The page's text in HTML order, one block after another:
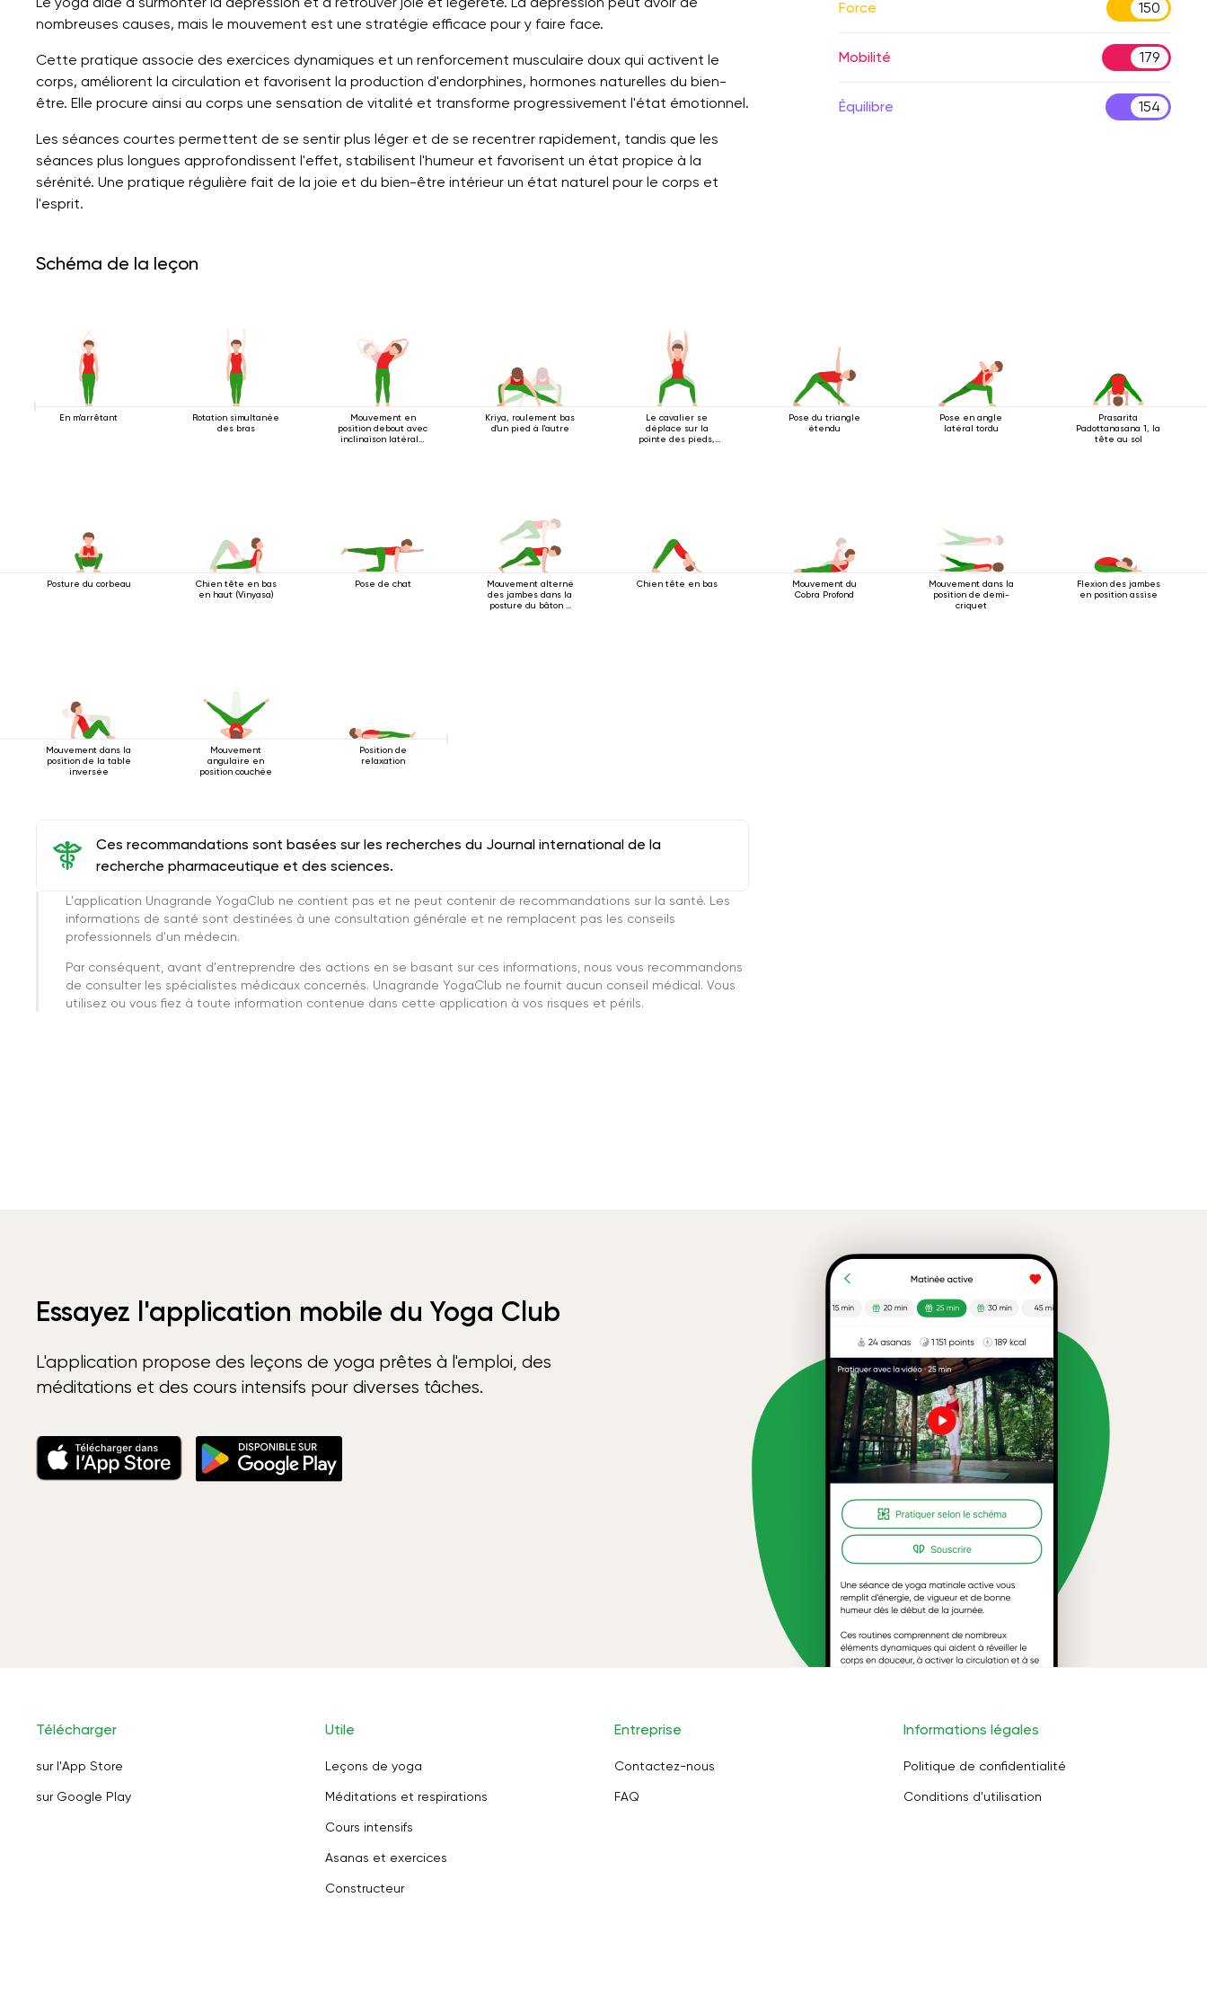
nombreuses causes, mais le mouvement est une stratégie efficace pour y faire face.
Cette pratique associe des exercices dynamiques et un renforcement musculaire doux qui activent le
corps, améliorent la circulation et favorisent la production d'endorphines, hormones naturelles du bien-
être. Elle procure ainsi au corps une sensation de vitalité et transforme progressivement l'état émotionnel.
Les séances courtes permettent de se sentir plus léger et de se recentrer rapidement, tandis que les
séances plus longues approfondissent l'effet, stabilisent l'humeur et favorisent un état propice à la
sérénité. Une pratique régulière fait de la joie et du bien-être intérieur un état naturel pour le corps et
l'esprit.
Force 150
Mobilité 179
Équilibre 154
Schéma de la leçon
En m'arrêtant
Rotation simultanée
des bras
Mouvement en
position debout avec
inclinaison latérale
Kriya, roulement bas
d'un pied à l'autre
Le cavalier se
déplace sur la
pointe des pieds,
Pose du triangle
étendu
Pose en angle
latéral tordu
Prasarita
Padottanasana 1, la
tête au sol
Posture du corbeau
Chien tête en bas
en haut (Vinyasa)
Pose de chat
Mouvement alterné
des jambes dans la
posture du bâton à
Chien tête en bas
Mouvement du
Cobra Profond
Mouvement dans la
position de demi-
criquet
Flexion des jambes
en position assise
Mouvement dans la
position de la table
inversée
Mouvement
angulaire en
position couchée
Position de
relaxation
Ces recommandations sont basées sur les recherches du Journal international de la
recherche pharmaceutique et des sciences.
L'application Unagrande YogaClub ne contient pas et ne peut contenir de recommandations sur la santé. Les
informations de santé sont destinées à une consultation générale et ne remplacent pas les conseils
professionnels d'un médecin.
Par conséquent, avant d'entreprendre des actions en se basant sur ces informations, nous vous recommandons
de consulter les spécialistes médicaux concernés. Unagrande YogaClub ne fournit aucun conseil médical. Vous
utilisez ou vous fiez à toute information contenue dans cette application à vos risques et périls.
Essayez l'application mobile du Yoga Club
L'application propose des leçons de yoga prêtes à l'emploi, des
méditations et des cours intensifs pour diverses tâches.
Télécharger
sur l'App Store
sur Google Play
Utile
Leçons de yoga
Méditations et respirations
Cours intensifs
Asanas et exercices
Constructeur
Entreprise
Contactez-nous
FAQ
Informations légales
Politique de confidentialité
Conditions d'utilisation